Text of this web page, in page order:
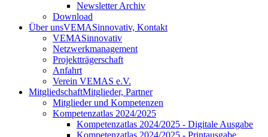
Newsletter Archiv
Download
Über unsVEMASinnovativ, Kontakt
VEMASinnovativ
Netzwerkmanagement
Projektträgerschaft
Anfahrt
Verein VEMAS e.V.
MitgliedschaftMitglieder, Partner
Mitglieder und Kompetenzen
Kompetenzatlas 2024/2025
Kompetenzatlas 2024/2025 - Digitale Ausgabe
Kompetenzatlas 2024/2025 - Printausgabe